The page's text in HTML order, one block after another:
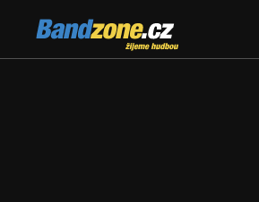
Bandzone.cz
žijeme hudbou